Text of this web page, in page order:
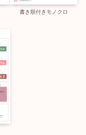
書き順付きモノクロ